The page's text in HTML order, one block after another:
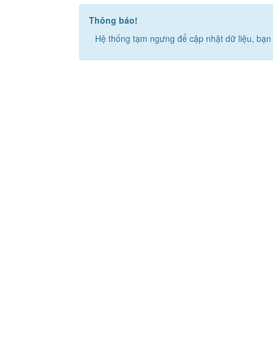
Thông báo!
Hệ thống tạm ngưng để cập nhật dữ liệu,